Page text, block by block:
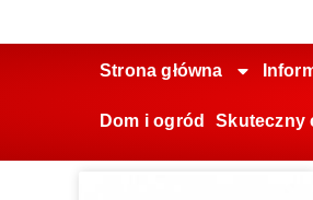
Strona główna
Dom i ogród Skuteczny